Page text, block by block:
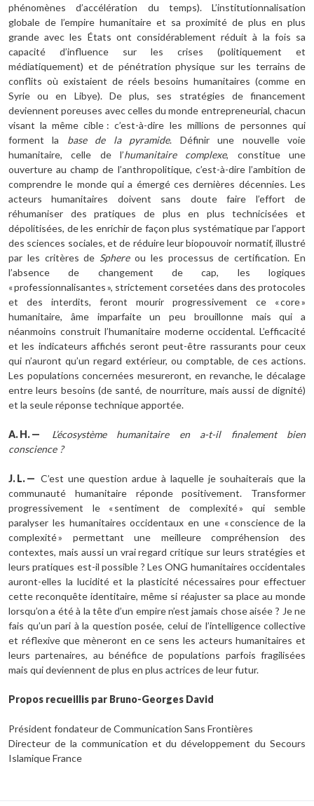
phénomènes d’accélération du temps). L’institutionnalisation
globale de l’empire huma­nitaire et sa proximité de plus en plus
grande avec les États ont considéra­blement réduit à la fois sa
capacité d’influence sur les crises (politiquement et
médiatiquement) et de pénétration physique sur les terrains de
conflits où existaient de réels besoins humanitaires (comme en
Syrie ou en Libye). De plus, ses stratégies de financement
deviennent poreuses avec celles du monde entrepreneurial, chacun
visant la même cible : c’est-à-dire les millions de personnes qui
forment la base de la pyramide. Définir une nouvelle voie
humanitaire, celle de l’humanitaire complexe, constitue une
ouverture au champ de l’anthropolitique, c’est-à-dire l’ambition de
comprendre le monde qui a émergé ces dernières décennies. Les
acteurs humanitaires doivent sans doute faire l’effort de
réhumaniser des pratiques de plus en plus technicisées et
dépolitisées, de les enrichir de façon plus systématique par l’apport
des sciences sociales, et de réduire leur biopouvoir normatif, illustré
par les critères de Sphereou les processus de certification. En
l’absence de changement de cap, les logiques
« professionnalisantes », strictement corsetées dans des protocoles
et des interdits, feront mourir progressivement ce « core »
humanitaire, âme imparfaite un peu brouillonne mais qui a
néanmoins construit l’humanitaire moderne occidental. L’efficacité
et les indicateurs affichés seront peut-être rassurants pour ceux
qui n’auront qu’un regard extérieur, ou comptable, de ces actions.
Les populations concernées mesureront, en revanche, le décalage
entre leurs besoins (de santé, de nourriture, mais aussi de dignité)
et la seule réponse technique apportée.
A.H.—
L’écosystème humanitaire en a-t-il finalement bien
conscience ?
J.L.— C’est une question ardue à laquelle je souhaiterais que la
communauté humanitaire réponde positivement. Transformer
progressivement le « sentiment de complexité » qui semble
paralyser les humanitaires occidentaux en une « conscience de la
complexité » permettant une meilleure compréhension des
contextes, mais aussi un vrai regard critique sur leurs stratégies et
leurs pratiques est-il possible ? Les ONG humanitaires occidentales
auront-elles la lucidité et la plasticité nécessaires pour effectuer
cette reconquête identitaire, même si réajuster sa place au monde
lorsqu’on a été à la tête d’un empire n’est jamais chose aisée ? Je ne
fais qu’un pari à la question posée, celui de l’intelligence collective
et réflexive que mèneront en ce sens les acteurs humanitaires et
leurs partenaires, au bénéfice de populations parfois fragilisées
mais qui deviennent de plus en plus actrices de leur futur.
Propos recueillis par Bruno-Georges David
Président fondateur de Communication Sans Frontières
Directeur de la communication et du développement du Secours
Islamique France